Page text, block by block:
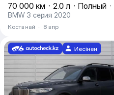
70 000 км · 2.0 л · Полный ·
BMW 3 серия 2020
Костанай · 8 апр
Иесінен